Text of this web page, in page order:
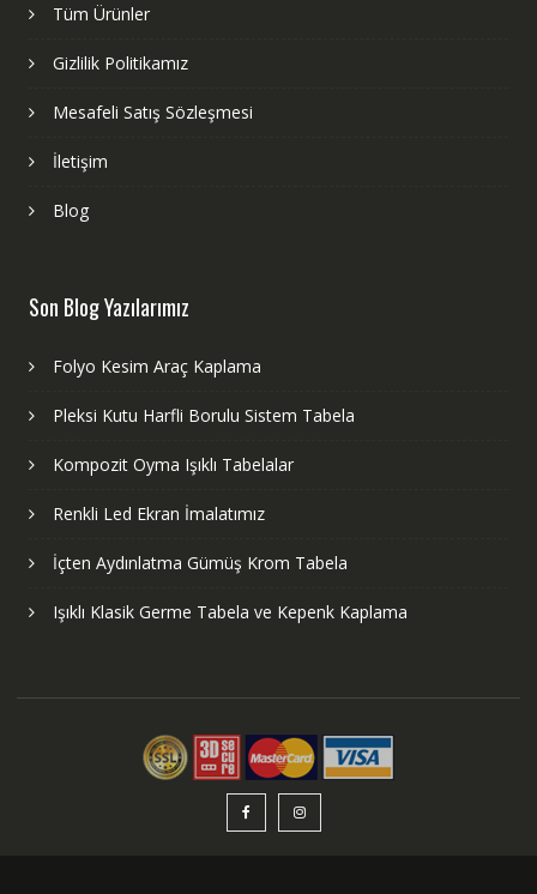
Tüm Ürünler
Gizlilik Politikamız
Mesafeli Satış Sözleşmesi
İletişim
Blog
Son Blog Yazılarımız
Folyo Kesim Araç Kaplama
Pleksi Kutu Harfli Borulu Sistem Tabela
Kompozit Oyma Işıklı Tabelalar
Renkli Led Ekran İmalatımız
İçten Aydınlatma Gümüş Krom Tabela
Işıklı Klasik Germe Tabela ve Kepenk Kaplama